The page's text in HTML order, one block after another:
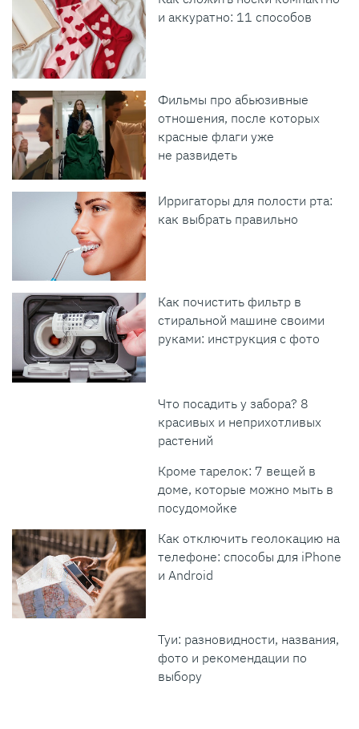
и аккуратно: 11 способов
Фильмы про абьюзивные
отношения, после которых
красные флаги уже
не развидеть
Ирригаторы для полости рта:
как выбрать правильно
Как почистить фильтр в
стиральной машине своими
руками: инструкция с фото
Что посадить у забора? 8
красивых и неприхотливых
растений
Кроме тарелок: 7 вещей в
доме, которые можно мыть в
посудомойке
Как отключить геолокацию на
телефоне: способы для iPhone
и Android
Туи: разновидности, названия,
фото и рекомендации по
выбору